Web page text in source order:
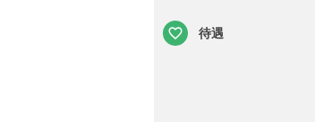
待遇